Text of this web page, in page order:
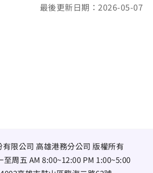
最後更新日期：2026-05-07
有限公司 高雄港務分公司 版權所有
至周五 AM 8:00~12:00 PM 1:00~5:00